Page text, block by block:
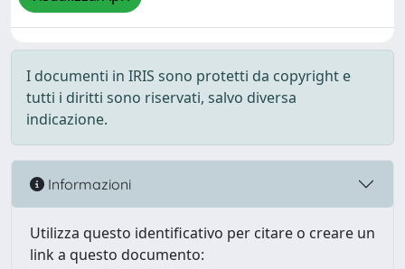
I documenti in IRIS sono protetti da copyright e
tutti i diritti sono riservati, salvo diversa
indicazione.
Informazioni
Utilizza questo identificativo per citare o creare un
link a questo documento: